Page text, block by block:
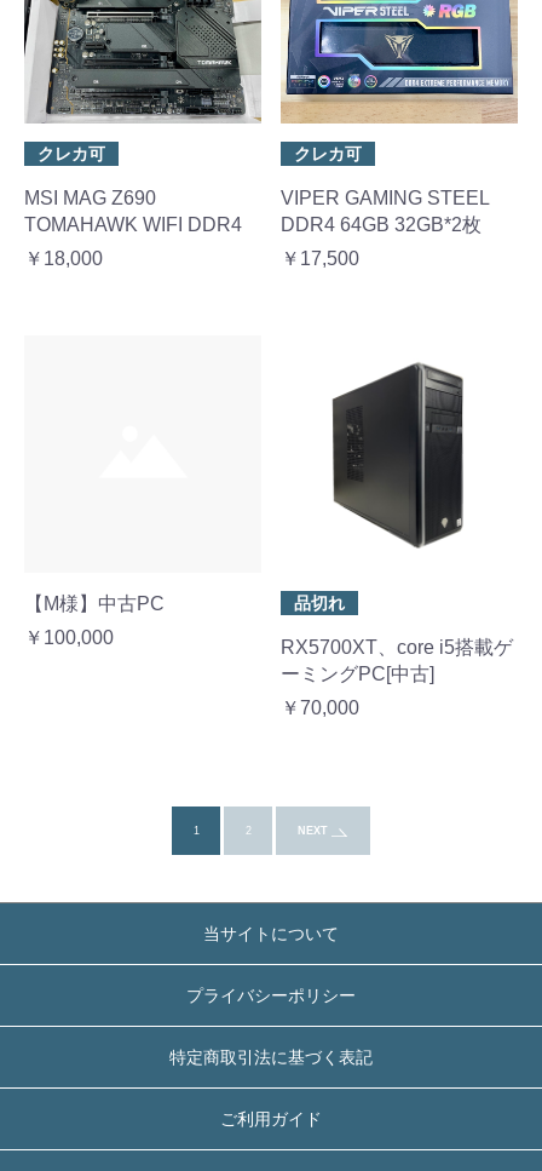
クレカ可
MSI MAG Z690
TOMAHAWK WIFI DDR4
￥18,000
クレカ可
VIPER GAMING STEEL
DDR4 64GB 32GB*2枚
￥17,500
【M様】中古PC
￥100,000
品切れ
RX5700XT、core i5搭載ゲ
ーミングPC[中古]
￥70,000
1 2 NEXT
当サイトについて
プライバシーポリシー
特定商取引法に基づく表記
ご利用ガイド